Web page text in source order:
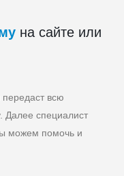
на сайте или
всю
специалист
можем помочь и